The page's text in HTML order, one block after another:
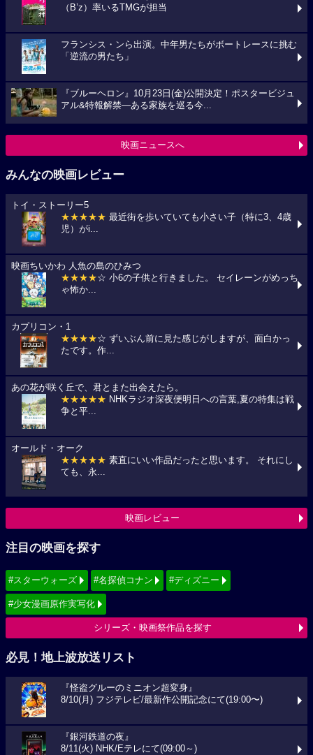
（B’z）率いるTMGが担当
フランシス・ンら出演。中年男たちがボートレースに挑む
「逆流の男たち」
『ブルーヘロン』10月23日(金)公開決定！ポスタービジュ
アル&特報解禁―ある家族を巡る今...
映画ニュースへ
みんなの映画レビュー
トイ・ストーリー5
★★★★★ 最近街を歩いていても小さい子（特に3、4歳
児）がi...
映画ちいかわ 人魚の島のひみつ
★★★★☆ 小6の子供と行きました。 セイレーンがめっち
ゃ怖か...
カプリコン・1
★★★★☆ ずいぶん前に見た感じがしますが、面白かっ
たです。作...
あの花が咲く丘で、君とまた出会えたら。
★★★★★ NHKラジオ深夜便明日への言葉,夏の特集は戦
争と平...
オールド・オーク
★★★★★ 素直にいい作品だったと思います。 それにし
ても、永...
映画レビュー
注目の映画を探す
#スターウォーズ #名探偵コナン #ディズニー
#少女漫画原作実写化
シリーズ・映画祭作品を探す
必見！地上波放送リスト
『怪盗グルーのミニオン超変身』
8/10(月) フジテレビ/最新作公開記念にて(19:00〜)
『銀河鉄道の夜』
8/11(火) NHK/Eテレにて(09:00～)